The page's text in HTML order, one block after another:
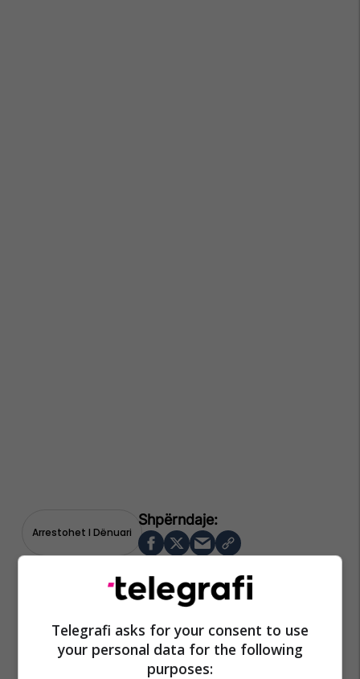
Arrestohet I Dënuari
Telegrafi asks for your consent to use
your personal data for the following
purposes: